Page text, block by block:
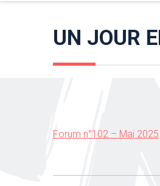
UN JOUR
Forum n°102 – Mai 2025